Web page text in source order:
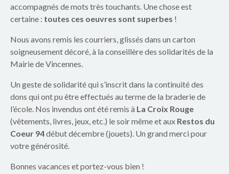
e
n
t
s
d
u
g
r
accompagnés de mots très touchants. Une chose est
certaine : toutes ces oeuvres sont superbes !
Nous avons remis les courriers, glissés dans un carton
soigneusement décoré, à la conseillère des solidarités de la
Mairie de Vincennes.
Un geste de solidarité qui s’inscrit dans la continuité des
dons qui ont pu être effectués au terme de la braderie de
l’école. Nos invendus ont été remis à La Croix Rouge
(vêtements, livres, jeux, etc.) le soir même et aux Restos du
Coeur 94début décembre (jouets). Un grand merci pour
votre générosité.
Bonnes vacances et portez-vous bien !